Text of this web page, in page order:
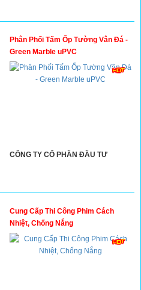
Phân Phối Tấm Ốp Tường Vân Đá -
Green Marble uPVC
CÔNG TY CỔ PHẦN ĐẦU TƯ
Cung Cấp Thi Công Phim Cách
Nhiệt, Chống Nắng